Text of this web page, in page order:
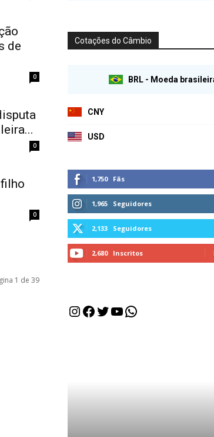
de
0
0
0
1 de 39
Cotações do Câmbio
BRL - Moeda
CNY
USD
1,750 Fãs
1,965 Seguidores
2,133 Seguidores
2,680 Inscritos
Instagram
Facebook
Twitter
Youtube
WhatsApp